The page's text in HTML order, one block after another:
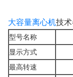
大容量离心机技术
型号名称
显示方式
最高转速